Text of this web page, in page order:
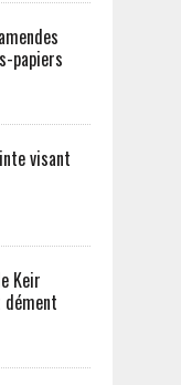
papiers
visant
Keir